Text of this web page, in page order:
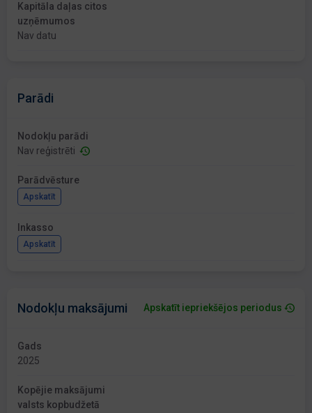
Kapitāla daļas citos
uzņēmumos
Nav datu
Parādi
Nodokļu parādi
Nav reģistrēti
Parādvēsture
Apskatīt
Inkasso
Apskatīt
Nodokļu maksājumi Apskatīt iepriekšējos periodus
Gads
2025
Kopējie maksājumi
valsts kopbudžetā